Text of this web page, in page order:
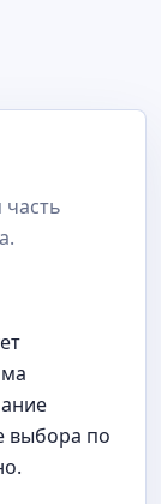
выбора по